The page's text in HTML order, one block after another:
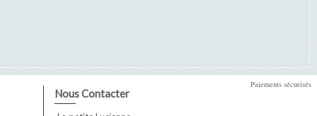
Nous Contacter
Paiements sécurisés